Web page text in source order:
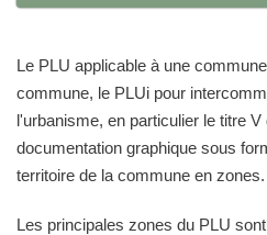
Le PLU applicable à une
commune, le PLUi pour
l'urbanisme, en particulier le titre
documentation graphique sous
territoire de la commune en zones.
Les principales zones du PLU